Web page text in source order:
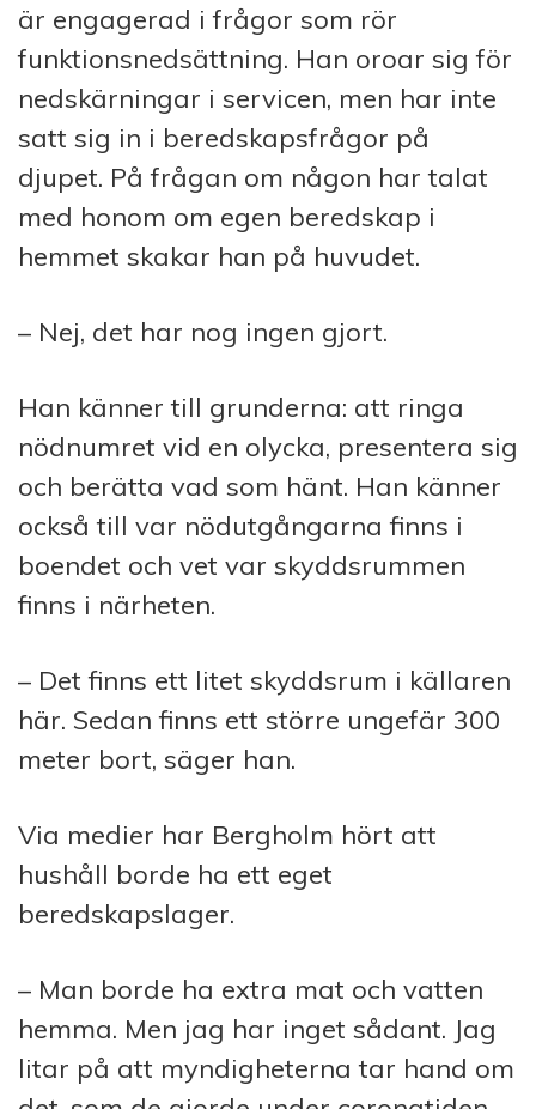
är engagerad i frågor som rör
funktionsnedsättning. Han oroar sig för
nedskärningar i servicen, men har inte
satt sig in i beredskapsfrågor på
djupet. På frågan om någon har talat
med honom om egen beredskap i
hemmet skakar han på huvudet.
– Nej, det har nog ingen gjort.
Han känner till grunderna: att ringa
nödnumret vid en olycka, presentera sig
och berätta vad som hänt. Han känner
också till var nödutgångarna finns i
boendet och vet var skyddsrummen
finns i närheten.
– Det finns ett litet skyddsrum i källaren
här. Sedan finns ett större ungefär 300
meter bort, säger han.
Via medier har Bergholm hört att
hushåll borde ha ett eget
beredskapslager.
– Man borde ha extra mat och vatten
hemma. Men jag har inget sådant. Jag
litar på att myndigheterna tar hand om